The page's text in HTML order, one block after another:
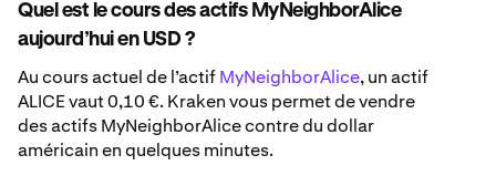
Quel est le cours des actifs MyNeighborAlice
aujourd’hui en USD ?
Au cours actuel de l’actifMyNeighborAlice, un actif
ALICE vaut 0,10 €. Kraken vous permet de vendre
des actifs MyNeighborAlice contre du dollar
américain en quelques minutes.